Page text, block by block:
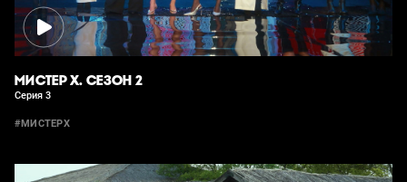
МИСТЕР Х. СЕЗОН 2
Серия 3
#МИСТЕРХ